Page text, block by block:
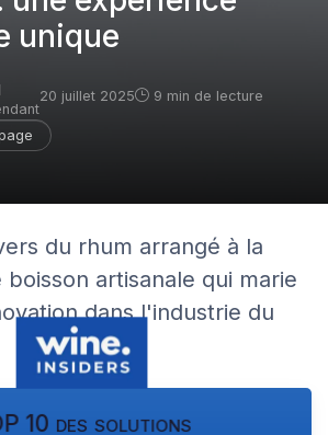
unique
20 juillet 2025 9 min de lecture
du rhum arrangé à la
artisanale qui marie
dans l'industrie du
10 des solutions